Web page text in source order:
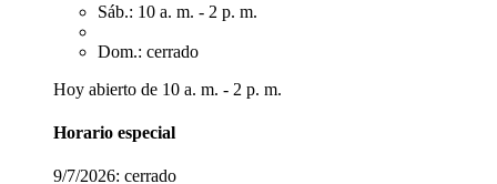
Sáb.: 10 a. m. - 2 p. m.
Dom.: cerrado
Hoy abierto de 10 a. m. - 2 p. m.
Horario especial
9/7/2026: cerrado